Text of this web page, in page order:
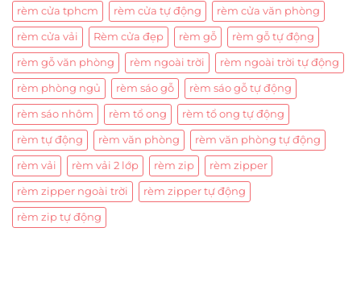
rèm cửa tphcm rèm cửa tự động rèm cửa văn phòng
rèm cửa vải Rèm cửa đẹp rèm gỗ rèm gỗ tự động
rèm gỗ văn phòng rèm ngoài trời rèm ngoài trời tự động
rèm phòng ngủ rèm sáo gỗ rèm sáo gỗ tự động
rèm sáo nhôm rèm tổ ong rèm tổ ong tự động
rèm tự động rèm văn phòng rèm văn phòng tự động
rèm vải rèm vải 2 lớp rèm zip rèm zipper
rèm zipper ngoài trời rèm zipper tự động
rèm zip tự động